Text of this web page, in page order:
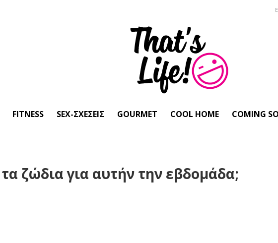
FITNESS SEX-ΣΧΈΣΕΙΣ GOURMET COOL HOME COMING
ζώδια για αυτήν την εβδομάδα;